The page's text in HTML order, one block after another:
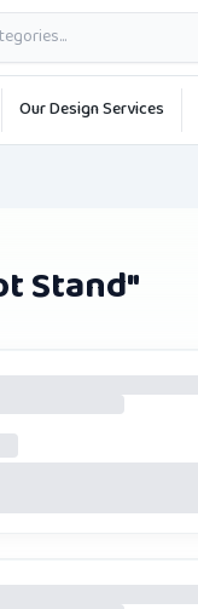
Our Design Services
Stand"